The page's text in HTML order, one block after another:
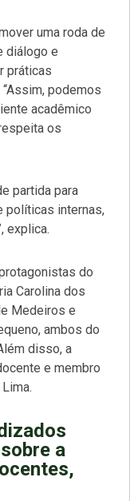
uma roda de
diálogo e
práticas
podemos
acadêmico
os
partida para
políticas internas,
explica.
do
Carolina dos
Medeiros e
ambos do
disso, a
e membro
a